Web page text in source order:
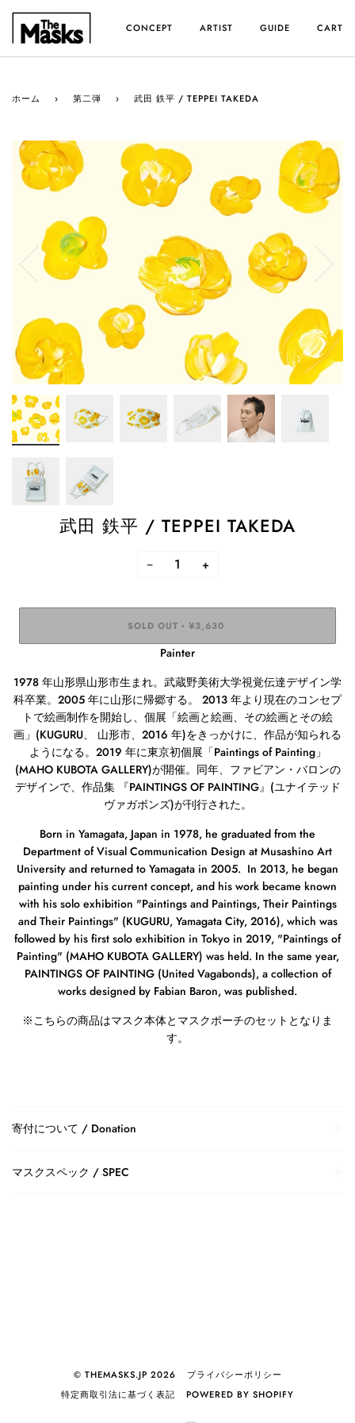
プ
CONCEPT ARTIST GUIDE CART
ホーム › 第二弾 › 武田 鉄平 / TEPPEI TAKEDA
武田 鉄平 / TEPPEI TAKEDA
− +
SOLD OUT • ¥3,630
Painter
1978 年山形県山形市生まれ。武蔵野美術大学視覚伝達デザイン学
科卒業。 2005 年に山形に帰郷する。 2013 年より現在のコンセプ
トで絵画制作を開始し、個展「絵画と絵画、その絵画とその絵
画」 (KUGURU、 山形市、 2016 年)をきっかけに、作品が知られる
ようになる。 2019 年に東京初個展「Paintings of Painting」
(MAHO KUBOTA GALLERY)が開催。同年、ファビアン・バロンの
デザインで、作品集 『PAINTINGS OF PAINTING』 (ユナイテッド
ヴァガボンズ)が刊行された。
Born in Yamagata, Japan in 1978, he graduated from the
Department of Visual Communication Design at Musashino Art
University and returned to Yamagata in 2005. In 2013, he began
painting under his current concept, and his work became known
with his solo exhibition "Paintings and Paintings, Their Paintings
and Their Paintings" (KUGURU, Yamagata City, 2016), which was
followed by his first solo exhibition in Tokyo in 2019, "Paintings of
Painting" (MAHO KUBOTA GALLERY) was held. In the same year,
PAINTINGS OF PAINTING (United Vagabonds), a collection of
works designed by Fabian Baron, was published.
※こちらの商品はマスク本体とマスクポーチのセットとなりま
す。
寄付について / Donation
マスクスペック / SPEC
© THEMASKS.JP 2026
プライバシーポリシー
特定商取引法に基づく表記
POWERED BY SHOPIFY